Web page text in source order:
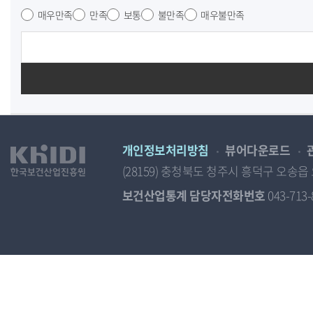
매우만족
만족 보통 불만족 매우불만족
개인정보처리방침 뷰어다운로드
(28159) 충청북도 청주시 흥덕구 오송
보건산업통계 담당자전화번호 043-